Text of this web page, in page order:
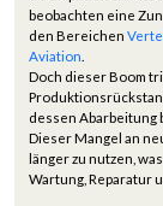
beobachten eine
den Bereichen
Aviation
Doch dieser Boom
dessen Abarbeitung
Dieser Mangel an
länger zu nutzen,
Wartung, Reparatur